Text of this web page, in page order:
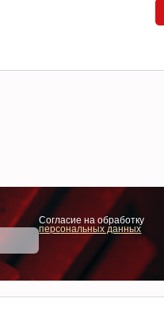
Согласие на обработку
персональных данных